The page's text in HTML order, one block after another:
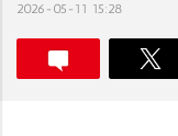
2026-05-11 15:28